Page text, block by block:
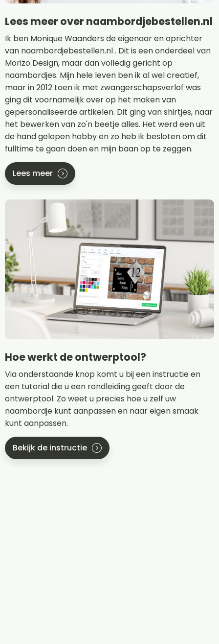
Lees meer over naambordjebestellen.nl
Ik ben Monique Waanders de eigenaar en oprichter
van naambordjebestellen.nl . Dit is een onderdeel van
Morizo Design, maar dan volledig gericht op
naambordjes. Mijn hele leven ben ik al wel creatief,
maar in 2012 toen ik met zwangerschapsverlof was
ging dit voornamelijk over op het maken van
gepersonaliseerde artikelen. Dit ging van shirtjes, naar
het bewerken van zo'n beetje alles. Het werd een uit
de hand gelopen hobby en zo heb ik besloten om dit
fulltime te gaan doen en mijn baan op te zeggen.
Lees meer
Hoe werkt de ontwerptool?
Via onderstaande knop komt u bij een instructie en
een tutorial die u een rondleiding geeft door de
ontwerptool. Zo weet u precies hoe u zelf uw
naambordje kunt aanpassen en naar eigen smaak
kunt aanpassen.
Bekijk de instructie